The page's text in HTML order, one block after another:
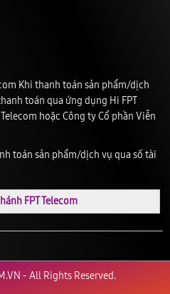
Khi thanh toán sản phẩm/dịch
toán qua ứng dụng Hi FPT
hoặc Công ty Cổ phần Viễn
toán sản phẩm/dịch vụ qua số tài
FPT Telecom
- All Rights Reserved.